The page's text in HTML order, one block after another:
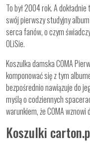
To był 2004 rok. A
swój pierwszy studyjny
serca fanów, o czym
OLiSie.
Koszulka damska COMA
komponować się z tym
bezpośrednio nawiązuje do
myślą o codziennych
warunkiem, że COMA wznowi
Koszulki